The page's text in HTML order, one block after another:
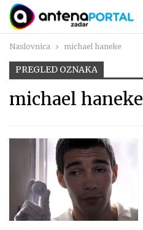
Naslovnica michael haneke
PREGLED OZNAKA
michael haneke